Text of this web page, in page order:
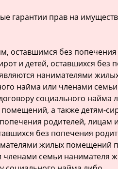
гарантии прав на
оставшимся без
и детей, оставшихся без
нанимателями
найма или членами
социального найма
а также детям-
родителей, лицам
без попечения
жилых помещений
членами семьи нанимателя